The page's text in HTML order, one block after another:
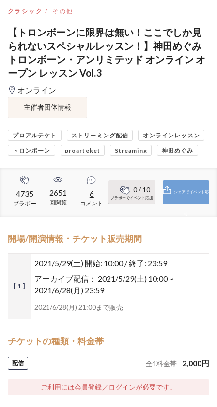
クラシック その他
【トロンボーンに限界は無い！ここでしか見
られないスペシャルレッスン！】神田めぐみ
トロンボーン・アンリミテッド オンライン オ
ープン レッスン Vol.3
オンライン
主催者団体情報
プロアルテケト ストリーミング配信 オンラインレッスン
トロンボーン proarteket Streaming 神田めぐみ
4735
ブラボー
2651
回閲覧
6
コメント
0/ 10
ブラボーでイベント応援
シェアでイベント応
開場/開演情報・チケット販売期間
[ 1 ]
2021/5/29(土) 開始: 10:00 / 終了: 23:59
アーカイブ配信： 2021/5/29(土) 10:00 ~
2021/6/28(月) 23:59
2021/6/28(月) 21:00まで販売
チケットの種類・料金帯
配信 全1料金帯 2,000円
ご利用には会員登録／ログインが必要です。